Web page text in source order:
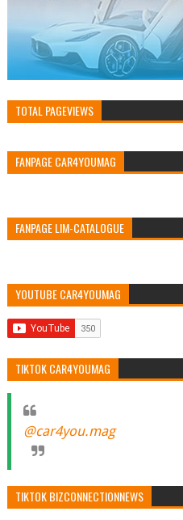
TOTAL PAGEVIEWS
FANPAGE CAR4YOUMAG
FANPAGE LIM-CATALOGUE
YOUTUBE CAR4YOUMAG
TIKTOK CAR4YOUMAG
@car4you.mag
TIKTOK BIZCONNECTIONNEWS